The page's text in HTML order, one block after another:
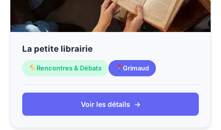
La petite librairie
Rencontres & Débats Grimaud
Voir les détails →